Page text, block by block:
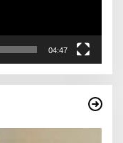
04:47